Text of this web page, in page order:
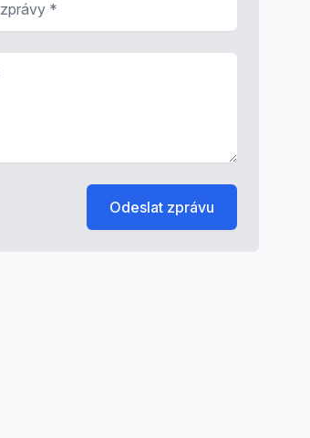
Odeslat zprávu